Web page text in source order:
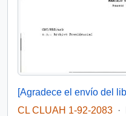
CL CLUAH 1-92-2083 ·